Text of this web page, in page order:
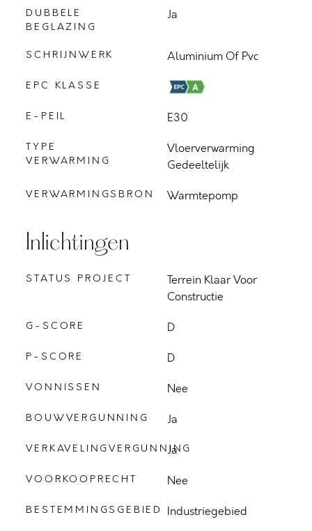
DUBBELE
BEGLAZING
Ja
SCHRIJNWERK Aluminium Of Pvc
EPC KLASSE
E-PEIL E30
TYPE
VERWARMING
Vloerverwarming
Gedeeltelijk
VERWARMINGSBRON Warmtepomp
Inlichtingen
STATUS PROJECT
Terrein Klaar Voor
Constructie
G-SCORE D
P-SCORE D
VONNISSEN Nee
BOUWVERGUNNING Ja
VERKAVELINGVERGUNNING
Ja
VOORKOOPRECHT Nee
BESTEMMINGSGEBIED Industriegebied